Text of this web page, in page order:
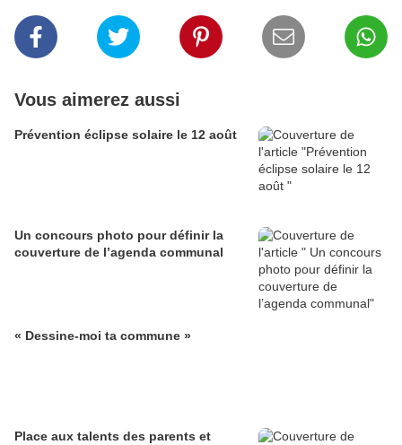
Vous aimerez aussi
Prévention éclipse solaire le 12 août
Un concours photo pour définir la
couverture de l’agenda communal
« Dessine-moi ta commune »
Place aux talents des parents et